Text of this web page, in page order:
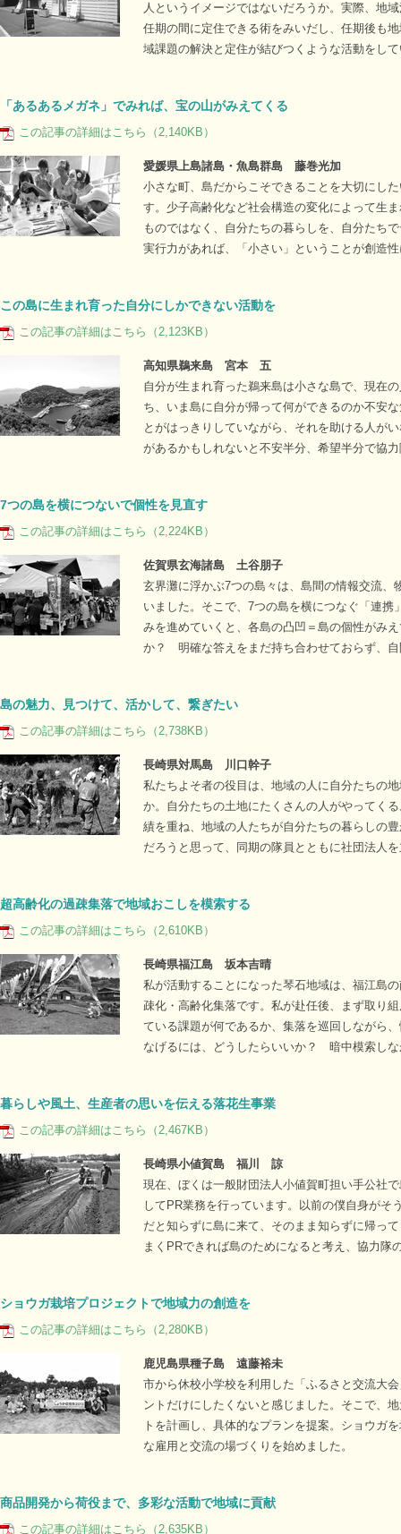
人というイメージではないだろうか。実際、地
任期の間に定住できる術をみいだし、任期後も
域課題の解決と定住が結びつくような活動をし
「あるあるメガネ」でみれば、宝の山がみえてくる
この記事の詳細はこちら（2,140KB）
愛媛県上島諸島・魚島群島 藤巻光加
小さな町、島だからこそできることを大切にし
す。少子高齢化など社会構造の変化によって生
ものではなく、自分たちの暮らしを、自分たち
実行力があれば、「小さい」ということが創造
この島に生まれ育った自分にしかできない活動を
この記事の詳細はこちら（2,123KB）
高知県鵜来島 宮本 五
自分が生まれ育った鵜来島は小さな島で、現在
ち、いま島に自分が帰って何ができるのか不安
とがはっきりしていながら、それを助ける人が
があるかもしれないと不安半分、希望半分で協
7つの島を横につないで個性を見直す
この記事の詳細はこちら（2,224KB）
佐賀県玄海諸島 土谷朋子
玄界灘に浮かぶ7つの島々は、島間の情報交流
いました。そこで、7つの島を横につなぐ「連
みを進めていくと、各島の凸凹＝島の個性がみ
か？ 明確な答えをまだ持ち合わせておらず、
島の魅力、見つけて、活かして、繋ぎたい
この記事の詳細はこちら（2,738KB）
長崎県対馬島 川口幹子
私たちよそ者の役目は、地域の人に自分たちの
か。自分たちの土地にたくさんの人がやってく
績を重ね、地域の人たちが自分たちの暮らしの
だろうと思って、同期の隊員とともに社団法人
超高齢化の過疎集落で地域おこしを模索する
この記事の詳細はこちら（2,610KB）
長崎県福江島 坂本吉晴
私が活動することになった琴石地域は、福江島
疎化・高齢化集落です。私が赴任後、まず取り
ている課題が何であるか、集落を巡回しながら
なげるには、どうしたらいいか？ 暗中模索し
暮らしや風土、生産者の思いを伝える落花生事業
この記事の詳細はこちら（2,467KB）
長崎県小値賀島 福川 諒
現在、ぼくは一般財団法人小値賀町担い手公社
してPR業務を行っています。以前の僕自身がそ
だと知らずに島に来て、そのまま知らずに帰っ
まくPRできれば島のためになると考え、協力隊
ショウガ栽培プロジェクトで地域力の創造を
この記事の詳細はこちら（2,280KB）
鹿児島県種子島 遠藤裕未
市から休校小学校を利用した「ふるさと交流大
ントだけにしたくないと感じました。そこで、
トを計画し、具体的なプランを提案。ショウガ
な雇用と交流の場づくりを始めました。
商品開発から荷役まで、多彩な活動で地域に貢献
この記事の詳細はこちら（2,635KB）